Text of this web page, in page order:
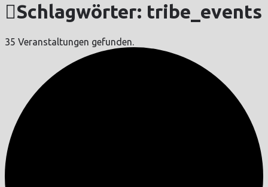
Schlagwörter: tribe_events
35 Veranstaltungen gefunden.